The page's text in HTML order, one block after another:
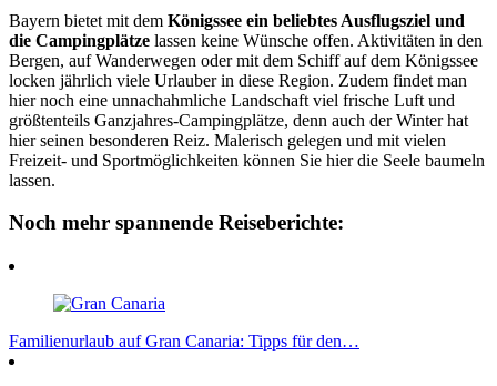
Bayern bietet mit dem Königssee ein beliebtes Ausflugsziel und
die Campingplätze lassen keine Wünsche offen. Aktivitäten in den
Bergen, auf Wanderwegen oder mit dem Schiff auf dem Königssee
locken jährlich viele Urlauber in diese Region. Zudem findet man
hier noch eine unnachahmliche Landschaft viel frische Luft und
größtenteils Ganzjahres-Campingplätze, denn auch der Winter hat
hier seinen besonderen Reiz. Malerisch gelegen und mit vielen
Freizeit- und Sportmöglichkeiten können Sie hier die Seele baumeln
lassen.
Noch mehr spannende Reiseberichte:
Familienurlaub auf Gran Canaria: Tipps für den…